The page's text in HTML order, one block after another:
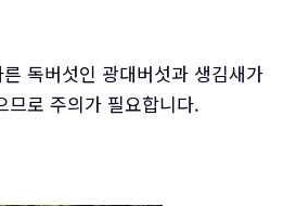
독버섯인 광대버섯과 생김새가
므로 주의가 필요합니다.